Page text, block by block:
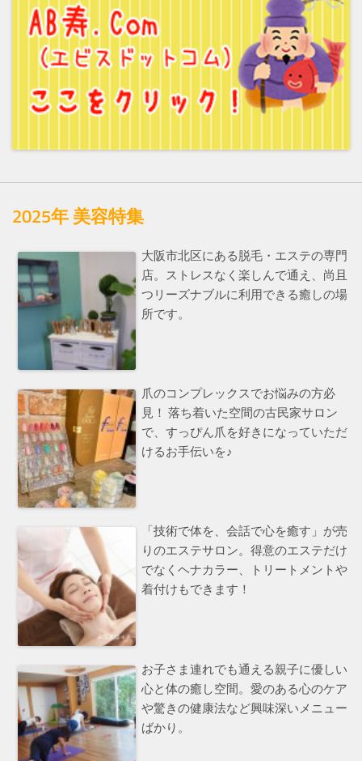
2025年 美容特集
大阪市北区にある脱毛・エステの専門
店。ストレスなく楽しんで通え、尚且
つリーズナブルに利用できる癒しの場
所です。
爪のコンプレックスでお悩みの方必
見！ 落ち着いた空間の古民家サロン
で、すっぴん爪を好きになっていただ
けるお手伝いを♪
「技術で体を、会話で心を癒す」が売
りのエステサロン。得意のエステだけ
でなくヘナカラー、トリートメントや
着付けもできます！
お子さま連れでも通える親子に優しい
心と体の癒し空間。愛のある心のケア
や驚きの健康法など興味深いメニュー
ばかり。